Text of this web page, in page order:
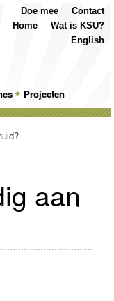
Projecten
Contact
Doe mee
Wat is KSU?
Home
English
aan